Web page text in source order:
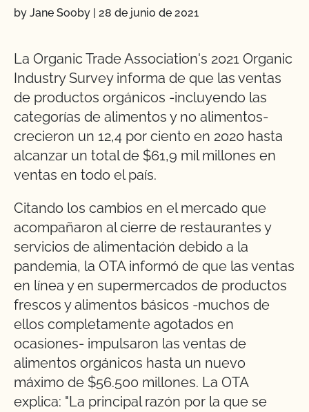
by Jane Sooby | 28 de junio de 2021
La Organic Trade Association's 2021 Organic
Industry Survey informa de que las ventas
de productos orgánicos -incluyendo las
categorías de alimentos y no alimentos-
crecieron un 12,4 por ciento en 2020 hasta
alcanzar un total de $61,9 mil millones en
ventas en todo el país.
Citando los cambios en el mercado que
acompañaron al cierre de restaurantes y
servicios de alimentación debido a la
pandemia, la OTA informó de que las ventas
en línea y en supermercados de productos
frescos y alimentos básicos -muchos de
ellos completamente agotados en
ocasiones- impulsaron las ventas de
alimentos orgánicos hasta un nuevo
máximo de $56.500 millones. La OTA
explica: "La principal razón por la que se